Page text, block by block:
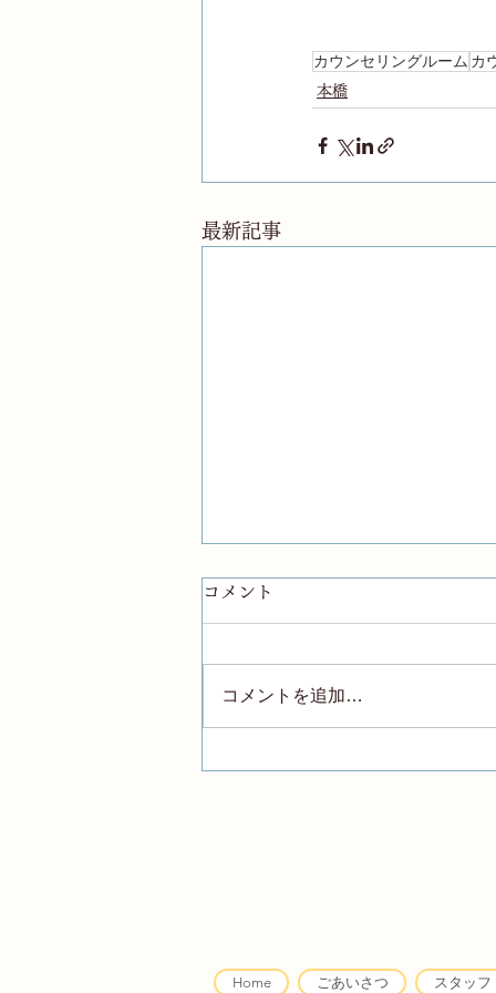
カウンセリングルーム カ
本橋
最新記事
コメント
コメントを追加…
Home ごあいさつ スタッフ